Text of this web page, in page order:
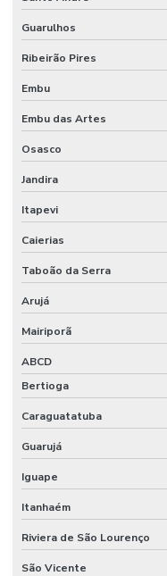
Guarulhos
Ribeirão Pires
Embu
Embu das Artes
Osasco
Jandira
Itapevi
Caierias
Taboão da Serra
Arujá
Mairiporã
ABCD
Bertioga
Caraguatatuba
Guarujá
Iguape
Itanhaém
Riviera de São Lourenço
São Vicente